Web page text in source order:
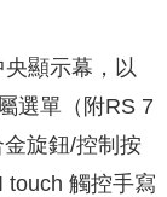
顯示幕，以
選單（附RS 7
旋鈕/控制按
touch 觸控手寫